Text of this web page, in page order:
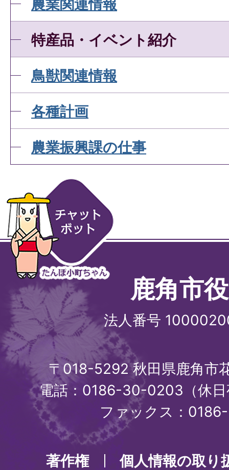
農業関連情報
特産品・イベント紹介
鳥獣関連情報
各種計画
農業振興課の仕事
鹿角市
法人番号
〒018-5292 秋田県鹿角市
電話：0186-30-0203（休
ファックス：
著作権
個人情報の取り